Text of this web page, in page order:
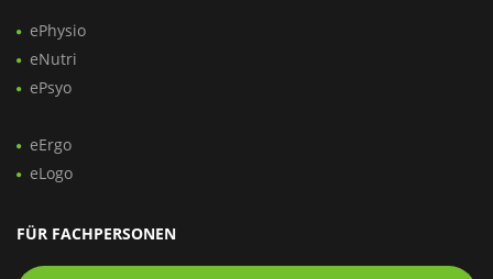
ePhysio
eNutri
ePsyo
eErgo
eLogo
FÜR FACHPERSONEN